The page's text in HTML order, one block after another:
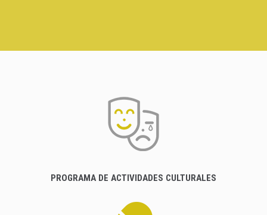
PROGRAMA DE ACTIVIDADES CULTURALES